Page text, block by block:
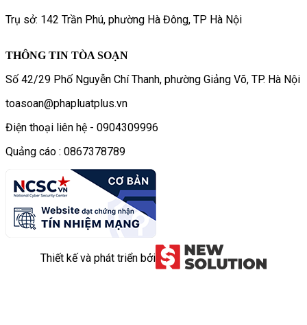
Trụ sở: 142 Trần Phú, phường Hà Đông, TP Hà Nội
THÔNG TIN TÒA SOẠN
Số 42/29 Phố Nguyễn Chí Thanh, phường Giảng Võ, TP. Hà Nội
toasoan@phapluatplus.vn
Điện thoại liên hệ - 0904309996
Quảng cáo : 0867378789
Thiết kế và phát triển bởi